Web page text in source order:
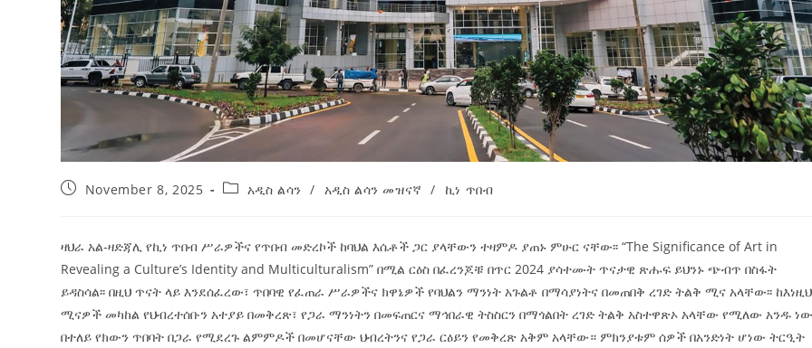
November 8, 2025 አዲስ ልሳን / አዲስ ልሳን መዝናኛ / ኪነ ጥበብ
ዛህራ አል-ዛድጃሊ የኪነ ጥበብ ሥራዎችና የጥበብ መድረኮች ከባህል እሴቶች ጋር ያላቸውን ተዛምዶ ያጠኑ ምሁር ናቸው፡፡ “The Significance of Art in
Revealing a Culture’s Identity and Multiculturalism” በሚል ርዕስ በፈረንጆቹ በጥር 2024 ያሳተሙት ጥናታዊ ጽሑፍ ይህንኑ ጭብጥ በስፋት
ይዳስሳል፡፡ በዚህ ጥናት ላይ እንደሰፈረው፣ ጥበባዊ የፈጠራ ሥራዎችና ክዋኔዎች የባህልን ማንነት አጉልቶ በማሳያነትና በመጠበቅ ረገድ ትልቅ ሚና አላቸው፡፡ ከእነዚህ
ሚናዎች መካከል የህብረተሰቡን አተያይ በመቅረጽ፣ የጋራ ማንነትን በመፍጠርና ማኅበራዊ ትስስርን በማጎልበት ረገድ ትልቅ አስተዋጽኦ አላቸው የሚለው አንዱ
በተለይ የክውን ጥበባት በጋራ የሚደረጉ ልምምዶች በመሆናቸው ህብረትንና የጋራ ርዕይን የመቅረጽ አቅም አላቸው። ምክንያቱም ሰዎች በአንድነት ሆነው ትርዒት